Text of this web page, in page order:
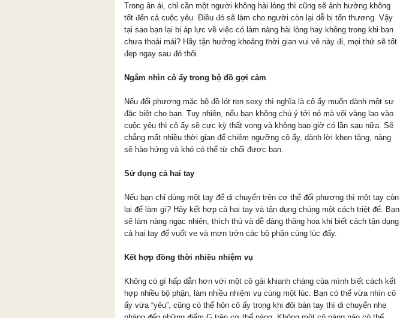
Trong ân ái, chỉ cần một người không hài lòng thì cũng sẽ ảnh hưởng không
tốt đến cả cuộc yêu. Điều đó sẽ làm cho người còn lại dễ bị tổn thương. Vậy
tại sao bạn lại bị áp lực về việc có làm nàng hài lòng hay không trong khi bạn
chưa thoải mái? Hãy tận hưởng khoảng thời gian vui vẻ này đi, mọi thứ sẽ tốt
đẹp ngay sau đó thôi.
Ngắm nhìn cô ấy trong bộ đồ gợi cảm
Nếu đối phương mặc bộ đồ lót ren sexy thì nghĩa là cô ấy muốn dành một sự
đặc biệt cho bạn. Tuy nhiên, nếu bạn không chú ý tới nó mà vội vàng lao vào
cuộc yêu thì cô ấy sẽ cực kỳ thất vọng và không bao giờ có lần sau nữa. Sẽ
chẳng mất nhiều thời gian để chiêm ngưỡng cô ấy, dành lời khen tặng, nàng
sẽ hào hứng và khó có thể từ chối được bạn.
Sử dụng cả hai tay
Nếu bạn chỉ dùng một tay để di chuyển trên cơ thể đối phương thì một tay còn
lại để làm gì? Hãy kết hợp cả hai tay và tận dụng chúng một cách triệt để. Bạn
sẽ làm nàng ngạc nhiên, thích thú và dễ dàng thăng hoa khi biết cách tận dụng
cả hai tay để vuốt ve và mơn trớn các bộ phận cùng lúc đấy.
Kết hợp đồng thời nhiều nhiệm vụ
Không có gì hấp dẫn hơn với một cô gái khianh chàng của mình biết cách kết
hợp nhiều bộ phận, làm nhiều nhiệm vụ cùng một lúc. Bạn có thể vừa nhìn cô
ấy vừa “yêu”, cũng có thể hôn cô ấy trong khi đôi bàn tay thì di chuyển nhẹ